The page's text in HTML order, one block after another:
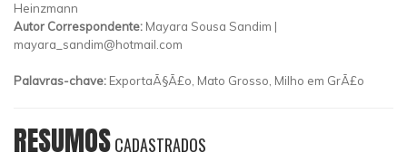
Heinzmann
Autor Correspondente: Mayara Sousa Sandim |
mayara_sandim@hotmail.com
Palavras-chave: ExportaÃ§Ã£o, Mato Grosso, Milho em GrÃ£o
RESUMOSCADASTRADOS